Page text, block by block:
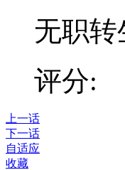
无职
评分:
上一话
下一话
自适应
收藏